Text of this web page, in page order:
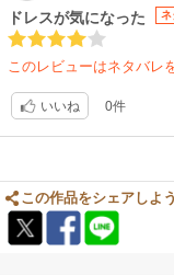
ドレスが気になった ネ
このレビューはネタバレ
いいね 0件
この作品をシェアしよう